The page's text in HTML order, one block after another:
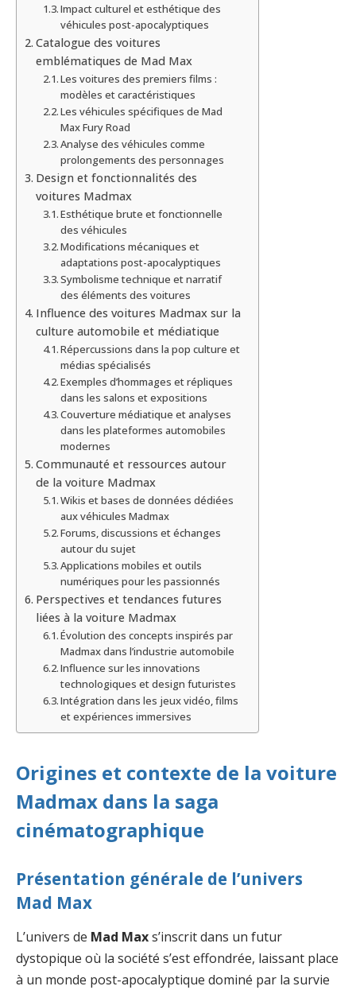
Impact culturel et esthétique des
véhicules post-apocalyptiques
Catalogue des voitures
emblématiques de Mad Max
Les voitures des premiers films :
modèles et caractéristiques
Les véhicules spécifiques de Mad
Max Fury Road
Analyse des véhicules comme
prolongements des personnages
Design et fonctionnalités des
voitures Madmax
Esthétique brute et fonctionnelle
des véhicules
Modifications mécaniques et
adaptations post-apocalyptiques
Symbolisme technique et narratif
des éléments des voitures
Influence des voitures Madmax sur la
culture automobile et médiatique
Répercussions dans la pop culture et
médias spécialisés
Exemples d’hommages et répliques
dans les salons et expositions
Couverture médiatique et analyses
dans les plateformes automobiles
modernes
Communauté et ressources autour
de la voiture Madmax
Wikis et bases de données dédiées
aux véhicules Madmax
Forums, discussions et échanges
autour du sujet
Applications mobiles et outils
numériques pour les passionnés
Perspectives et tendances futures
liées à la voiture Madmax
Évolution des concepts inspirés par
Madmax dans l’industrie automobile
Influence sur les innovations
technologiques et design futuristes
Intégration dans les jeux vidéo, films
et expériences immersives
Origines et contexte de la voiture
Madmax dans la saga
cinématographique
Présentation générale de l’univers
Mad Max
L’univers de Mad Maxs’inscrit dans un futur
dystopique où la société s’est effondrée, laissant place
à un monde post-apocalyptique dominé par la survie